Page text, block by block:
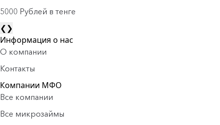
5000 Рублей в тенге
❮❯
Информация о нас
О компании
Контакты
Компании МФО
Все компании
Все микрозаймы